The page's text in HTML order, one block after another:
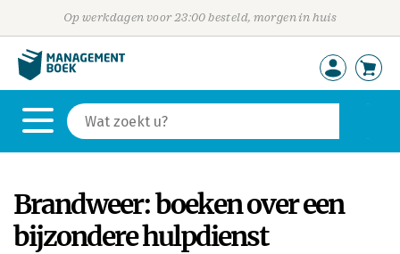
Op werkdagen voor 23:00 besteld, morgen in huis
Brandweer: boeken over een
bijzondere hulpdienst